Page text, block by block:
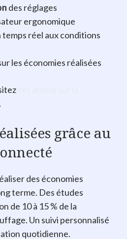
des réglages
ergonomique
temps réel aux conditions
les économies réalisées
.
grâce au
des économies
terme. Des études
de 10 à 15 % de la
Un suivi personnalisé
quotidienne.